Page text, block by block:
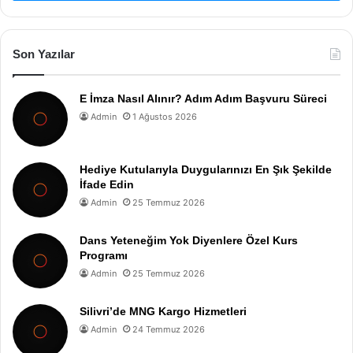
Son Yazılar
E İmza Nasıl Alınır? Adım Adım Başvuru Süreci
Admin 1 Ağustos 2026
Hediye Kutularıyla Duygularınızı En Şık Şekilde
İfade Edin
Admin 25 Temmuz 2026
Dans Yeteneğim Yok Diyenlere Özel Kurs
Programı
Admin 25 Temmuz 2026
Silivri’de MNG Kargo Hizmetleri
Admin 24 Temmuz 2026